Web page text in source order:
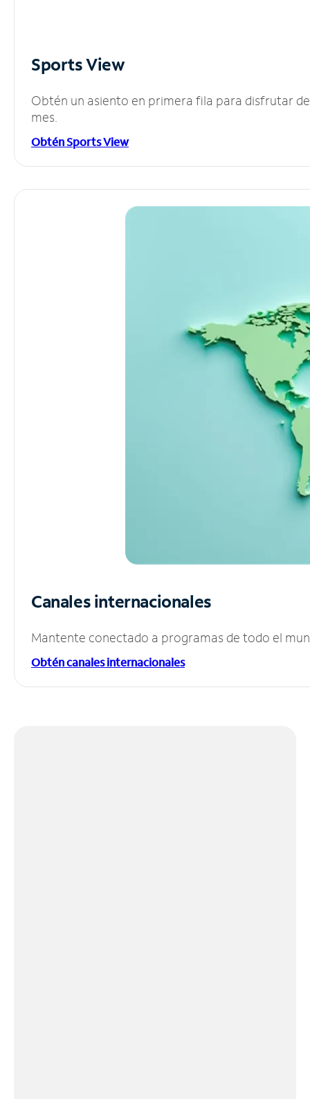
Sports View
Obtén un asiento en primera fila para disfrutar
mes.
Obtén Sports View
Canales internacionales
Mantente conectado a programas de todo el
Obtén canales internacionales